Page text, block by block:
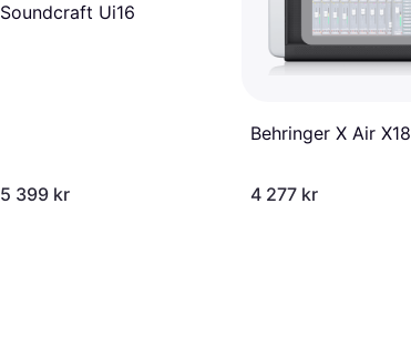
Soundcraft Ui16
5 399 kr
Behringer X Air X18
4 277 kr